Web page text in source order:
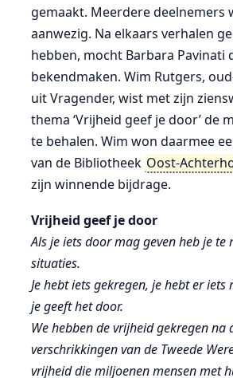
gemaakt. Meerdere deelnemers
aanwezig. Na elkaars verhalen
hebben, mocht Barbara Pavinati
bekendmaken. Wim Rutgers,
uit Vragender, wist met zijn
thema ‘Vrijheid geef je door’ de
te behalen. Wim won daarmee
van de Bibliotheek Oost-
zijn winnende bijdrage.
Vrijheid geef je door
Als je iets door mag geven heb je te
situaties.
Je hebt iets gekregen, je hebt er iets
je geeft het door.
We hebben de vrijheid gekregen na
verschrikkingen van de Tweede
vrijheid die miljoenen mensen met